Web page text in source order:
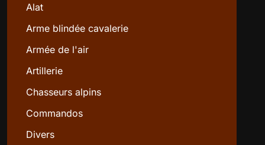
Alat
Arme blindée cavalerie
Armée de l'air
Artillerie
Chasseurs alpins
Commandos
Divers